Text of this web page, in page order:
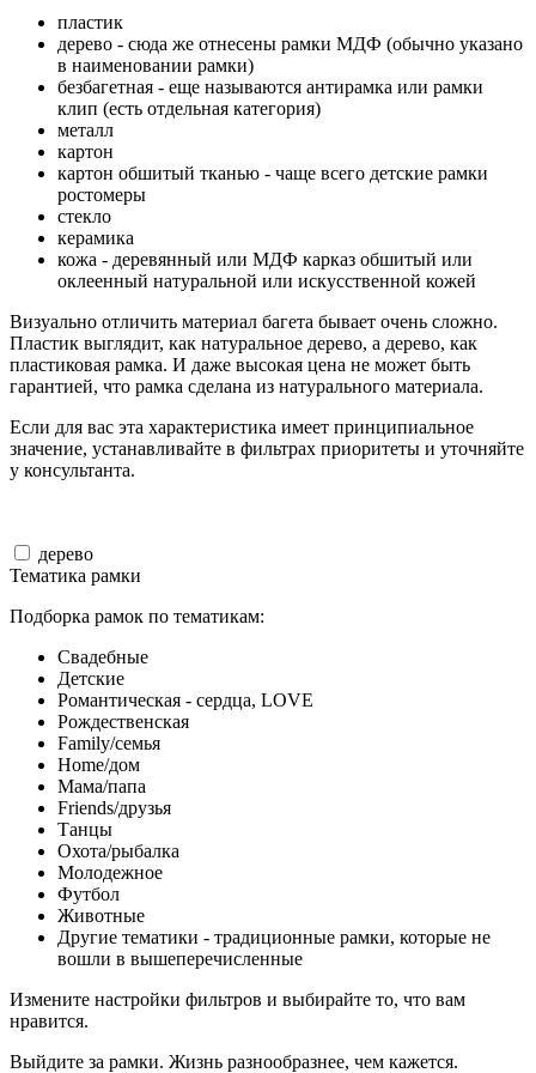
пластик
дерево - сюда же отнесены рамки МДФ (обычно указано
в наименовании рамки)
безбагетная - еще называются антирамка или рамки
клип (есть отдельная категория)
металл
картон
картон обшитый тканью - чаще всего детские рамки
ростомеры
стекло
керамика
кожа - деревянный или МДФ карказ обшитый или
оклеенный натуральной или искусственной кожей
Визуально отличить материал багета бывает очень сложно.
Пластик выглядит, как натуральное дерево, а дерево, как
пластиковая рамка. И даже высокая цена не может быть
гарантией, что рамка сделана из натурального материала.
Если для вас эта характеристика имеет принципиальное
значение, устанавливайте в фильтрах приоритеты и уточняйте
у консультанта.
дерево
Тематика рамки
Подборка рамок по тематикам:
Свадебные
Детские
Романтическая - сердца, LOVE
Рождественская
Family/семья
Home/дом
Мама/папа
Friends/друзья
Танцы
Охота/рыбалка
Молодежное
Футбол
Животные
Другие тематики - традиционные рамки, которые не
вошли в вышеперечисленные
Измените настройки фильтров и выбирайте то, что вам
нравится.
Выйдите за рамки. Жизнь разнообразнее, чем кажется.